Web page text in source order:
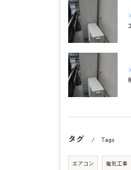
タグ Tags
エアコン 電気工事